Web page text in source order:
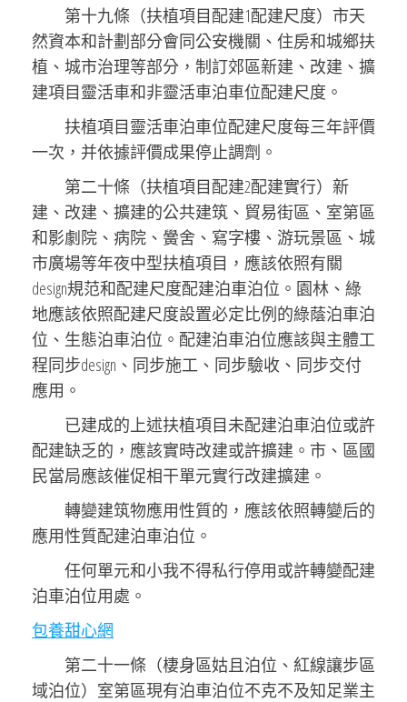
第十九條（扶植項目配建1配建尺度）市天
然資本和計劃部分會同公安機關、住房和城鄉扶
植、城市治理等部分，制訂郊區新建、改建、擴
建項目靈活車和非靈活車泊車位配建尺度。
扶植項目靈活車泊車位配建尺度每三年評價
一次，并依據評價成果停止調劑。
第二十條（扶植項目配建2配建實行）新
建、改建、擴建的公共建筑、貿易街區、室第區
和影劇院、病院、黌舍、寫字樓、游玩景區、城
市廣場等年夜中型扶植項目，應該依照有關
design規范和配建尺度配建泊車泊位。園林、綠
地應該依照配建尺度設置必定比例的綠蔭泊車泊
位、生態泊車泊位。配建泊車泊位應該與主體工
程同步design、同步施工、同步驗收、同步交付
應用。
已建成的上述扶植項目未配建泊車泊位或許
配建缺乏的，應該實時改建或許擴建。市、區國
民當局應該催促相干單元實行改建擴建。
轉變建筑物應用性質的，應該依照轉變后的
應用性質配建泊車泊位。
任何單元和小我不得私行停用或許轉變配建
泊車泊位用處。
包養甜心網
第二十一條（棲身區姑且泊位、紅線讓步區
域泊位）室第區現有泊車泊位不克不及知足業主